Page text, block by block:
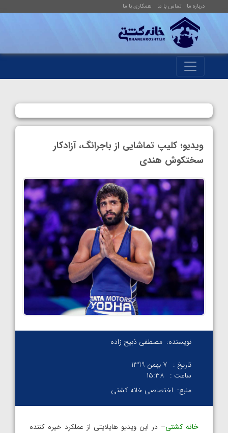
درباره ما تماس با ما همکاری با ما
ویدیو؛ کلیپ تماشایی از باجرانگ، آزادکار
سختکوش هندی
نویسنده: مصطفی ذبیح زاده
تاریخ : 7 بهمن 1399
ساعت : ۱۵:۳۸
منبع: اختصاصی خانه کشتی
خانه کشتی– در این ویدیو هایلایتی از عملکرد خیره کننده